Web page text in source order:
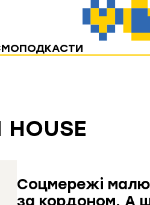
ПОДКАСТИ
Соцмережі
за кордоном. А